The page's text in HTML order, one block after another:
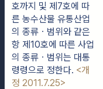
호까지 및 제7호에 따
른 농수산물 유통산업
의 종류ㆍ범위와 같은
항 제10호에 따른 사업
의 종류ㆍ범위는 대통
령령으로 정한다. <개
정 2011.7.25>